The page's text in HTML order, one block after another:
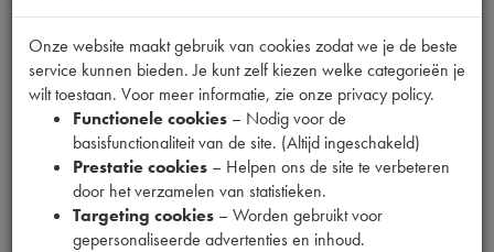
Fabrikant
MPM
Productnummer
1916051
Onze website maakt gebruik van cookies zodat we je de beste
service kunnen bieden. Je kunt zelf kiezen welke categorieën je
wilt toestaan. Voor meer informatie, zie onze privacy policy.
Functionele cookies – Nodig voor de
basisfunctionaliteit van de site. (Altijd ingeschakeld)
Prestatie cookies – Helpen ons de site te verbeteren
door het verzamelen van statistieken.
Targeting cookies – Worden gebruikt voor
gepersonaliseerde advertenties en inhoud.